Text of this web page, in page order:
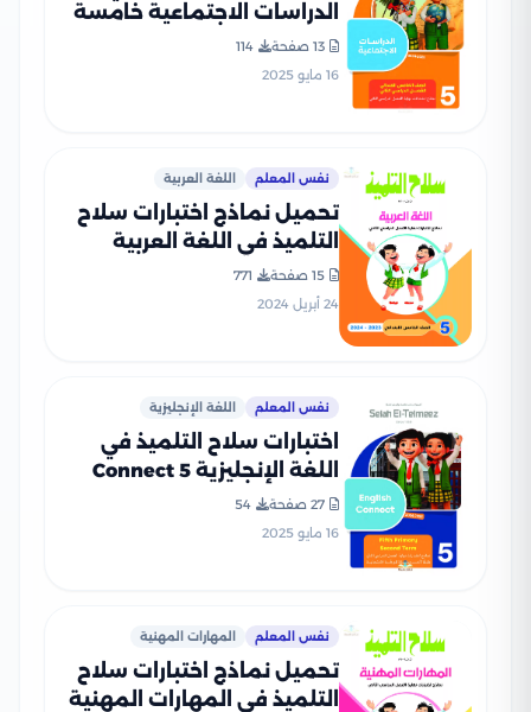
الدراسات الاجتماعية خامسة
بالاجابات
13 صفحة
114
16 مايو 2025
نفس المعلم اللغة العربية
تحميل نماذج اختبارات سلاح
التلميذ في اللغة العربية
للصف الخامس الابتدائي مع
إجاباتها النموذجية
15 صفحة
771
24 أبريل 2024
نفس المعلم اللغة الإنجليزية
اختبارات سلاح التلميذ في
اللغة الإنجليزية Connect 5
للصف الخامس الابتدائي الترم
الثاني PDF بالاجابات
27 صفحة
54
16 مايو 2025
نفس المعلم المهارات المهنية
تحميل نماذج اختبارات سلاح
التلميذ في المهارات المهنية